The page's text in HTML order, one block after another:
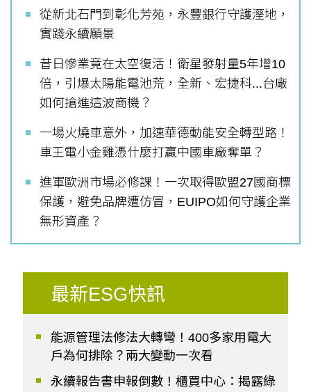
從新北石門到彰化芳苑，永豐銀行守護溼地，
實踐永續願景
昔日慘業竟在太空復活！衛星發射量5年增10
倍，引爆太陽能電池荒，全新、宏捷科...台廠
如何搶進這波商機？
一場火燒車意外，加速華德動能安全轉型路！
車王電小金雞憑什麼打贏中國車廠奪單？
進軍歐洲市場必修課！一次取得歐盟27國商標
保護，避免品牌遭仿冒，EUIPO如何守護企業
無形資產？
最新ESG快訊
能源管理法修法大轉彎！400多家用電大
戶為何排除？兩大變動一次看
永續報告書申報倒數！櫃買中心：揭露綠